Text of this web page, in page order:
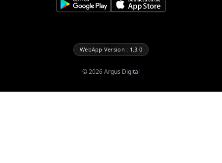
WebApp Version : 1.3.0
©2026Argus Digital